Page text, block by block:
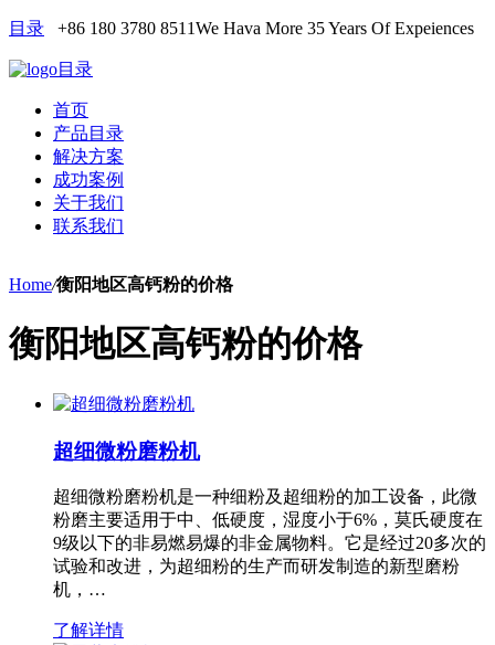
目录 +86 180 3780 8511We Hava More 35 Years Of Expeiences
目录
首页
产品目录
解决方案
成功案例
关于我们
联系我们
Home/衡阳地区高钙粉的价格
衡阳地区高钙粉的价格
超细微粉磨粉机
超细微粉磨粉机是一种细粉及超细粉的加工设备，此微
粉磨主要适用于中、低硬度，湿度小于6%，莫氏硬度在
9级以下的非易燃易爆的非金属物料。它是经过20多次的
试验和改进，为超细粉的生产而研发制造的新型磨粉
机，…
了解详情